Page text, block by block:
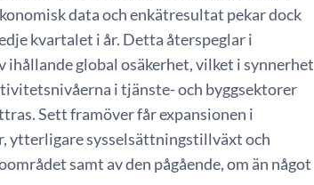
data och enkätresultat pekar dock
kvartalet i år. Detta återspeglar i
global osäkerhet, vilket i synnerhet
i tjänste- och byggsektorer
Sett framöver får expansionen i
ytterligare sysselsättningstillväxt och
samt av den pågående, om än något